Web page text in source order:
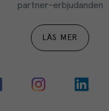
partner-erbjudanden
LÄS MER